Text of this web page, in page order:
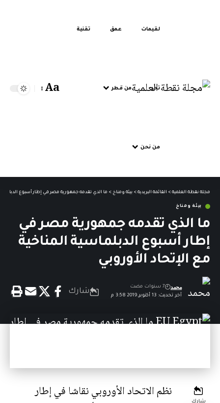
لقيمات عمق تقنية
تحر من قطر
من نحن
Aa
مجلة نقطة العلمية > القائمة البريدية > بيئة ومناخ > ما الذي تقدمه جمهورية مصر في إطار أسبوع
بيئة ومناخ
ما الذي تقدمه جمهورية مصر في
إطار أسبوع الدبلماسية المناخية
مع الإتحاد الأوروبي
آخر تحديث: 13 أكتوبر,2019 3:58 م
محمد 7 سنوات مضت
شارك
شارك
نظم الاتحاد الأوروبي نقاشا في إطار